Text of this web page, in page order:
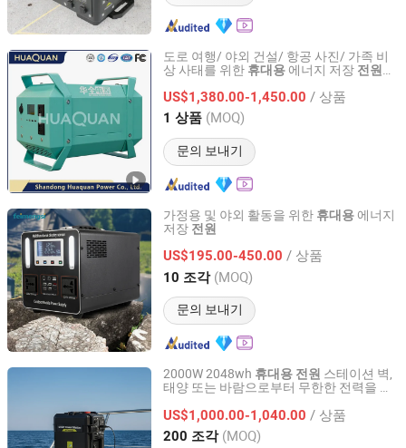
도로 여행/ 야외 건설/ 항공 사진/ 가족 비
상 사태를 위한 휴대용 에너지 저장 전원
US$1,380.00-1,450.00 / 상품
1 상품 (MOQ)
문의 보내기
Shandong Huaquan Power Co., Ltd.
Shandong, China 이후 2015
가정용 및 야외 활동을 위한 휴대용 에너지
저장 전원
US$195.00-450.00 / 상품
10 조각 (MOQ)
문의 보내기
Zhejiang Fimos Energy Technology Co., Ltd.
Zhejiang, China 이후 2026
2000W 2048wh 휴대용 전원 스테이션 벽,
태양 또는 바람으로부터 무한한 전력을 즐
US$1,000.00-1,040.00 / 상품
200 조각 (MOQ)
Suzhou Drivelong Intelligence Technology Co., Ltd.
Jiangsu, China 이후 2017